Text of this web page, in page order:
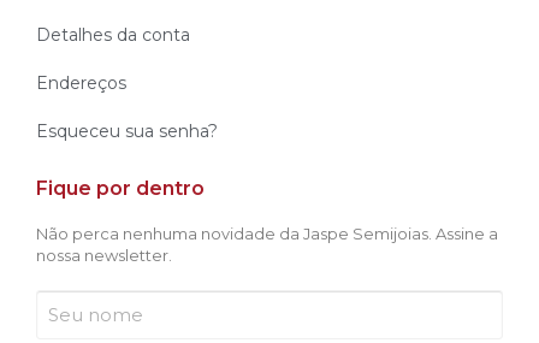
Detalhes da conta
Endereços
Esqueceu sua senha?
Fique por dentro
Não perca nenhuma novidade da Jaspe Semijoias. Assine a
nossa newsletter.